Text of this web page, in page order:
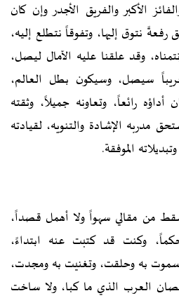
الأكبر والفريق الأجدر وإن كان
نتوق إليها، وتفوقاً نتطلع إليه،
وقد علقنا عليه الآمال ليصل،
سيصل، وسيكون بطل العالم،
رائعاً، وتعاونه جميلاً، وثقته
مدربه الإشادة والتنويه، لقيادته
الموفقة.
من مقالي سهواً ولا أهمل قصداً،
وكنت قد كتبت عنه ابتداءً،
به وحلقت، وتغنيت به ومجدت،
العرب الذي ما كبا، ولا ساخت